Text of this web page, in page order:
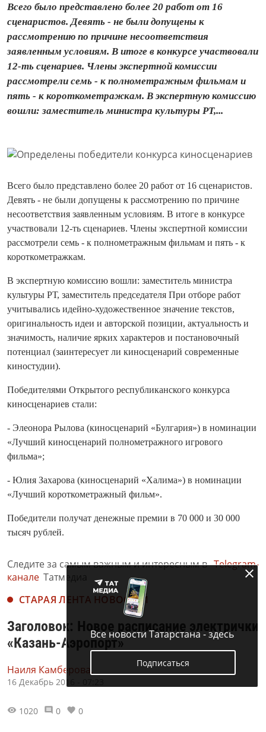
Всего было представлено более 20 работ от 16
сценаристов. Девять - не были допущены к
рассмотрению по причине несоответствия
заявленным условиям. В итоге в конкурсе участвовали
12-ть сценариев. Члены экспертной комиссии
рассмотрели семь - к полнометражным фильмам и
пять - к короткометражкам. В экспертную комиссию
вошли: заместитель министра культуры РТ,...
Всего было представлено более 20 работ от 16 сценаристов.
Девять - не были допущены к рассмотрению по причине
несоответствия заявленным условиям. В итоге в конкурсе
участвовали 12-ть сценариев. Члены экспертной комиссии
рассмотрели семь - к полнометражным фильмам и пять - к
короткометражкам.
В экспертную комиссию вошли: заместитель министра
культуры РТ, заместитель председателя При отборе работ
учитывались идейно-художественное значение текстов,
оригинальность идеи и авторской позиции, актуальность и
значимость, наличие ярких характеров и постановочный
потенциал (заинтересует ли киносценарий современные
киностудии).
Победителями Открытого республиканского конкурса
киносценариев стали:
- Элеонора Рылова (киносценарий «Булгария») в номинации
«Лучший киносценарий полнометражного игрового
фильма»;
- Юлия Захарова (киносценарий «Халима») в номинации
«Лучший короткометражный фильм».
Победители получат денежные премии в 70 000 и 30 000
тысяч рублей.
Следите за самым важным и интересным в Telegram-
канале Татмедиа
СТАРАЯ ЛЕНТА НОВОСТЕЙ
Заголовок: Новое расписание электрички
«Казань-Аэропорт»
Наиля Камберова,
16 Декабрь 2016 - 07:23
1020 0 0
Все новости Татарстана - здесь
Подписаться